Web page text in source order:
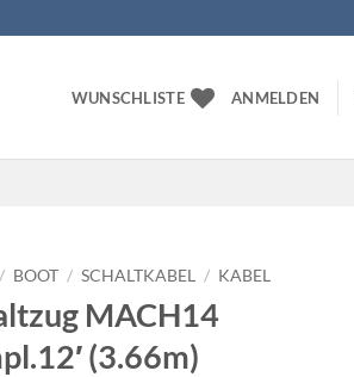
WUNSCHLISTE ANMELDEN
/ BOOT / SCHALTKABEL / KABEL
MACH14
(3.66m)